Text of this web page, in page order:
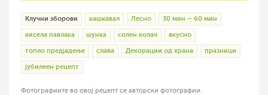
Клучни зборови кашкавал Лесно 30 мин – 60 мин
кисела павлака шунка солен колач вкусно
топло предјадење слава Декорации од храна празници
јубилеен рецепт
Фотографиите во овој рецепт се авторски фотографии.